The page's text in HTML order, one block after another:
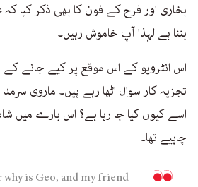
بخاری اور فرح کے فون کا بھی ذکر کیا
بننا ہے لہذا آپ خاموش رہیں۔
اس انٹرویو کے اس موقع پر کیے جانے
تجزیہ کار سوال اٹھا رہے ہیں۔ ماروی
اسے کیوں کیا جا رہا ہے؟ اس بارے میں
چاہیے تھا۔
is Geo, and my friend